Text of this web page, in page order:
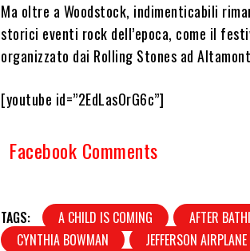
Ma oltre a Woodstock, indimenticabili
storici eventi rock dell’epoca, come il
organizzato dai Rolling Stones ad
[youtube id=”2EdLasOrG6c”]
Facebook Comments
TAGS: A CHILD IS COMING AFTER
CYNTHIA BOWMAN
JEFFERSON AIRPLANE